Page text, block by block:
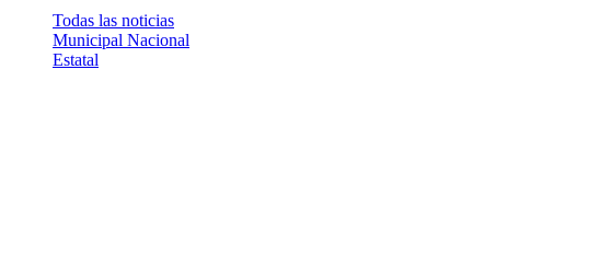
Todas las noticias
Municipal Nacional
Estatal